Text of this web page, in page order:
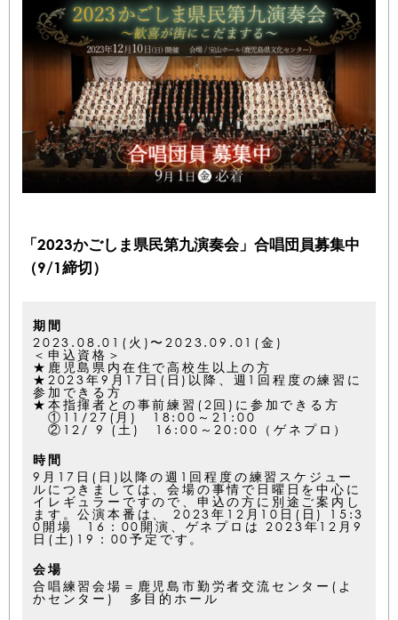
「2023かごしま県民第九演奏会」合唱団員募集中
（9/1締切）
期間
2023.08.01(火)〜2023.09.01(金)
＜申込資格＞
★鹿児島県内在住で高校生以上の方
★2023年9月17日(日)以降、週1回程度の練習に
参加できる方
★本指揮者との事前練習(2回)に参加できる方
①11/27(月) 18:00～21:00
②12/ 9 (土) 16:00～20:00（ゲネプロ）
時間
9月17日(日)以降の週1回程度の練習スケジュー
ルにつきましては、会場の事情で日曜日を中心に
イレギュラーですので、申込の方に別途ご案内し
ます。公演本番は、 2023年12月10日(日) 15:3
0開場 16：00開演、ゲネプロは 2023年12月9
日(土)19：00予定です。
会場
合唱練習会場＝鹿児島市勤労者交流センター(よ
かセンター) 多目的ホール